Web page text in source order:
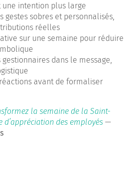
une intention plus large
gestes sobres et personnalisés,
réelles
sur une semaine pour réduire
dans le message,
avant de formaliser
la semaine de la Saint-
d’appréciation des employés—